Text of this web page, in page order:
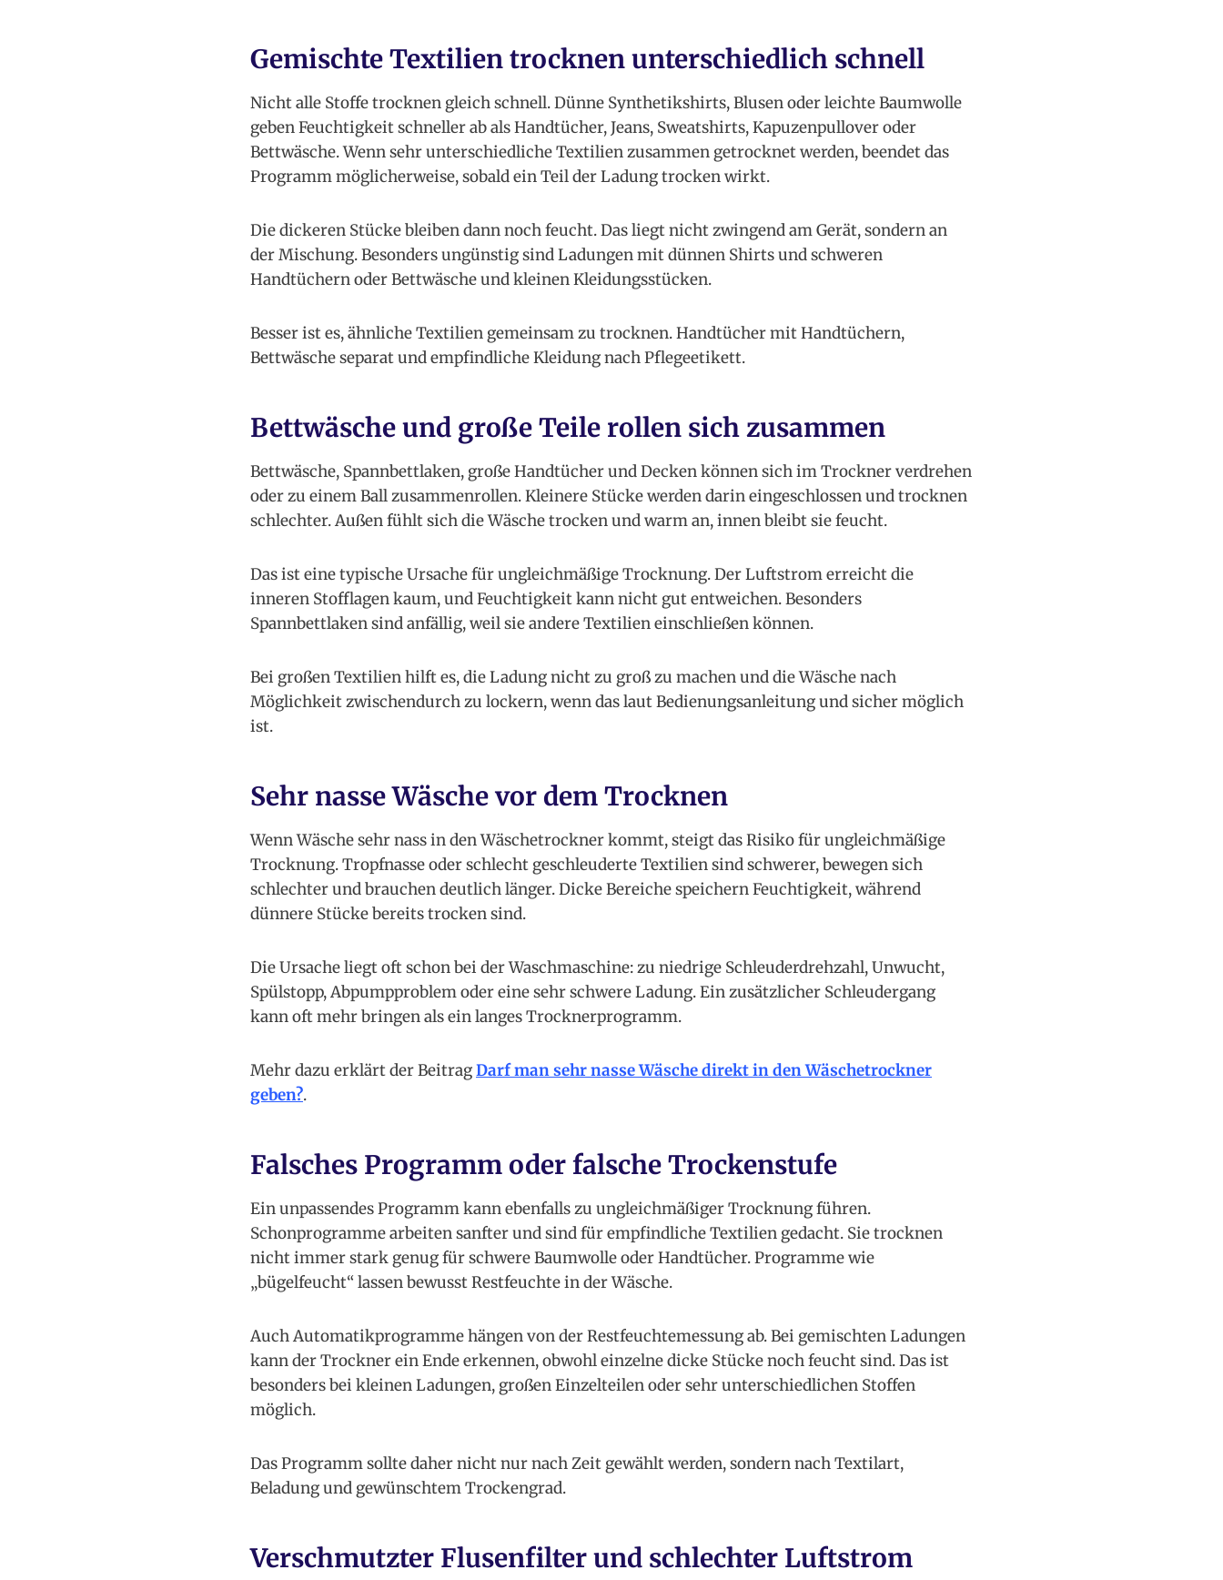
Gemischte Textilien trocknen unterschiedlich schnell
Nicht alle Stoffe trocknen gleich schnell. Dünne Synthetikshirts, Blusen oder leichte Baumwolle
geben Feuchtigkeit schneller ab als Handtücher, Jeans, Sweatshirts, Kapuzenpullover oder
Bettwäsche. Wenn sehr unterschiedliche Textilien zusammen getrocknet werden, beendet das
Programm möglicherweise, sobald ein Teil der Ladung trocken wirkt.
Die dickeren Stücke bleiben dann noch feucht. Das liegt nicht zwingend am Gerät, sondern an
der Mischung. Besonders ungünstig sind Ladungen mit dünnen Shirts und schweren
Handtüchern oder Bettwäsche und kleinen Kleidungsstücken.
Besser ist es, ähnliche Textilien gemeinsam zu trocknen. Handtücher mit Handtüchern,
Bettwäsche separat und empfindliche Kleidung nach Pflegeetikett.
Bettwäsche und große Teile rollen sich zusammen
Bettwäsche, Spannbettlaken, große Handtücher und Decken können sich im Trockner verdrehen
oder zu einem Ball zusammenrollen. Kleinere Stücke werden darin eingeschlossen und trocknen
schlechter. Außen fühlt sich die Wäsche trocken und warm an, innen bleibt sie feucht.
Das ist eine typische Ursache für ungleichmäßige Trocknung. Der Luftstrom erreicht die
inneren Stofflagen kaum, und Feuchtigkeit kann nicht gut entweichen. Besonders
Spannbettlaken sind anfällig, weil sie andere Textilien einschließen können.
Bei großen Textilien hilft es, die Ladung nicht zu groß zu machen und die Wäsche nach
Möglichkeit zwischendurch zu lockern, wenn das laut Bedienungsanleitung und sicher möglich
ist.
Sehr nasse Wäsche vor dem Trocknen
Wenn Wäsche sehr nass in den Wäschetrockner kommt, steigt das Risiko für ungleichmäßige
Trocknung. Tropfnasse oder schlecht geschleuderte Textilien sind schwerer, bewegen sich
schlechter und brauchen deutlich länger. Dicke Bereiche speichern Feuchtigkeit, während
dünnere Stücke bereits trocken sind.
Die Ursache liegt oft schon bei der Waschmaschine: zu niedrige Schleuderdrehzahl, Unwucht,
Spülstopp, Abpumpproblem oder eine sehr schwere Ladung. Ein zusätzlicher Schleudergang
kann oft mehr bringen als ein langes Trocknerprogramm.
Mehr dazu erklärt der BeitragDarf man sehr nasse Wäsche direkt in den Wäschetrockner
geben?.
Falsches Programm oder falsche Trockenstufe
Ein unpassendes Programm kann ebenfalls zu ungleichmäßiger Trocknung führen.
Schonprogramme arbeiten sanfter und sind für empfindliche Textilien gedacht. Sie trocknen
nicht immer stark genug für schwere Baumwolle oder Handtücher. Programme wie
„bügelfeucht“ lassen bewusst Restfeuchte in der Wäsche.
Auch Automatikprogramme hängen von der Restfeuchtemessung ab. Bei gemischten Ladungen
kann der Trockner ein Ende erkennen, obwohl einzelne dicke Stücke noch feucht sind. Das ist
besonders bei kleinen Ladungen, großen Einzelteilen oder sehr unterschiedlichen Stoffen
möglich.
Das Programm sollte daher nicht nur nach Zeit gewählt werden, sondern nach Textilart,
Beladung und gewünschtem Trockengrad.
Verschmutzter Flusenfilter und schlechter Luftstrom